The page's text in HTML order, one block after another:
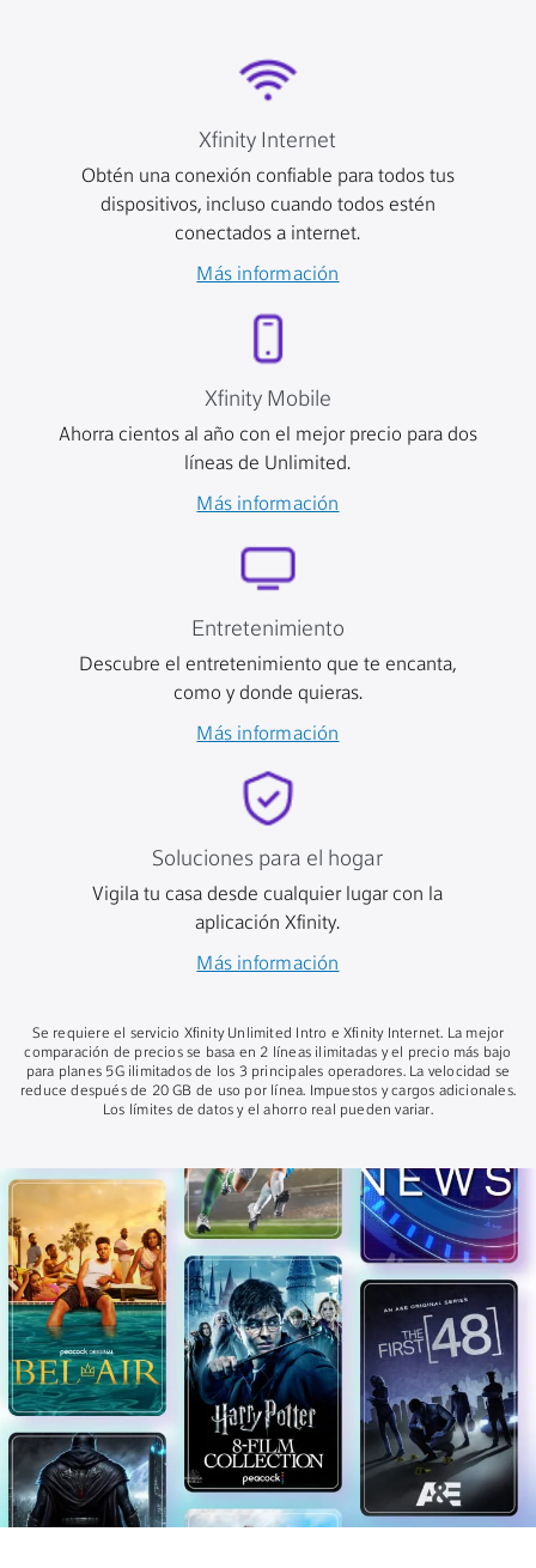
Xfinity Internet
Obtén una conexión confiable para todos tus
dispositivos, incluso cuando todos estén
conectados a internet.
Más información
Xfinity Mobile
Ahorra cientos al año con el mejor precio para dos
líneas de Unlimited.
Más información
Entretenimiento
Descubre el entretenimiento que te encanta,
como y donde quieras.
Más información
Soluciones para el hogar
Vigila tu casa desde cualquier lugar con la
aplicación Xfinity.
Más información
Se requiere el servicio Xfinity Unlimited Intro e Xfinity Internet. La mejor
comparación de precios se basa en 2 líneas ilimitadas y el precio más bajo
para planes 5G ilimitados de los 3 principales operadores. La velocidad se
reduce después de 20 GB de uso por línea. Impuestos y cargos adicionales.
Los límites de datos y el ahorro real pueden variar.